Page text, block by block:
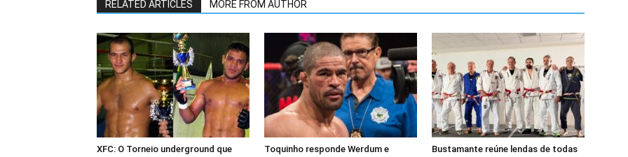
RELATED ARTICLES MORE FROM AUTHOR
XFC: O Torneio underground que
Toquinho responde Werdum e
Bustamante reúne lendas de todas